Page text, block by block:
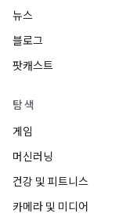
뉴스
블로그
팟캐스트
탐색
게임
머신러닝
건강 및 피트니스
카메라 및 미디어